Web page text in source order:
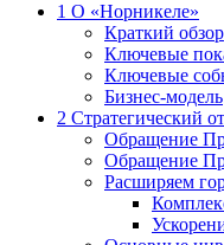
1 О «Норникеле»
Краткий обзор
Ключевые
Ключевые
Бизнес-модель
2 Стратегический
Обращение
Обращение
Расширяем